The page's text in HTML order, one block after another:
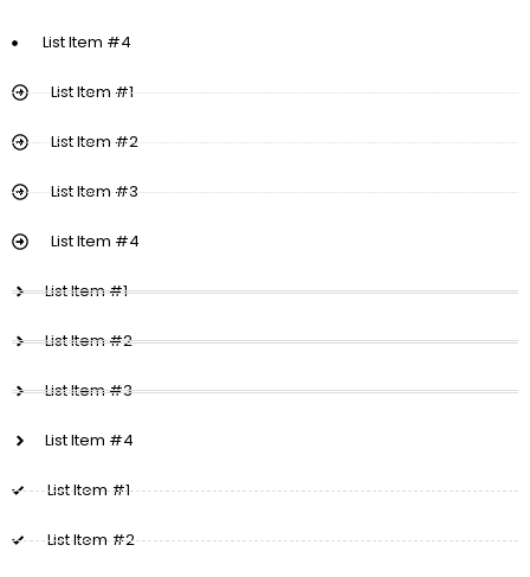
List Item #4
List Item #1
List Item #2
List Item #3
List Item #4
List Item #1
List Item #2
List Item #3
List Item #4
List Item #1
List Item #2